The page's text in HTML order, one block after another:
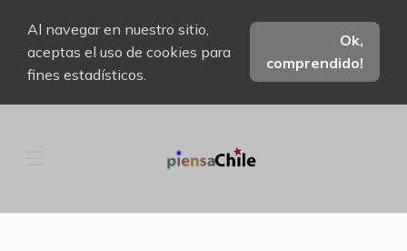
Al navegar en nuestro sitio,
aceptas el uso de cookies para
fines estadísticos.
Ok,
comprendido!